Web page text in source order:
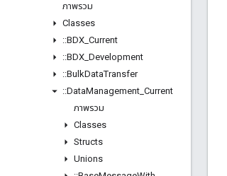
ภาพรวม
Classes
::BDX Current
::BDX Development
::BulkDataTransfer
::DataManagement Current
ภาพรวม
Classes
Structs
Unions